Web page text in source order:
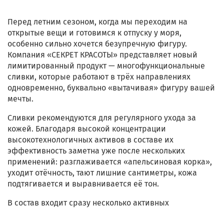
Перед летним сезоном, когда мы переходим на
открытые вещи и готовимся к отпуску у моря,
особенно сильно хочется безупречную фигуру.
Компания «СЕКРЕТ КРАСОТЫ» представляет новый
лимитированный продукт — многофункциональные
сливки, которые работают в трёх направлениях
одновременно, буквально «вытачивая» фигуру вашей
мечты.
Сливки рекомендуются для регулярного ухода за
кожей. Благодаря высокой концентрации
высокотехнологичных активов в составе их
эффективность заметна уже после нескольких
применений: разглаживается «апельсиновая корка»,
уходит отёчность, тают лишние сантиметры, кожа
подтягивается и выравнивается её тон.
В состав входит сразу несколько активных